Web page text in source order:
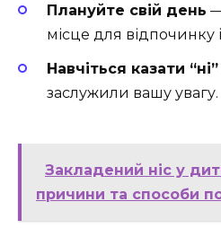
Плануйте свій день
місце для відпочинку
Навчіться казати “ні”
заслужили вашу увагу.
Закладений ніс у
причини та способи